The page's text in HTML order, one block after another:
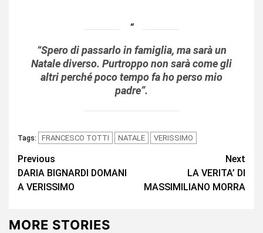
“Spero di passarlo in famiglia, ma sarà un
Natale diverso. Purtroppo non sarà come gli
altri perché poco tempo fa ho perso mio
padre”.
Tags: FRANCESCO TOTTI NATALE VERISSIMO
Continue
Reading
Previous
DARIA BIGNARDI DOMANI
A VERISSIMO
Next
LA VERITA’ DI
MASSIMILIANO MORRA
MORE STORIES